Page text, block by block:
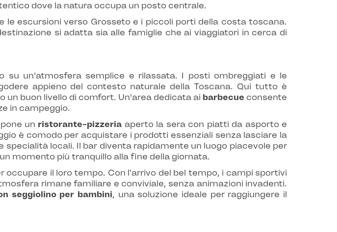
dove la natura occupa un posto centrale.
escursioni verso Grosseto e i piccoli porti della costa toscana.
si adatta sia alle famiglie che ai viaggiatori in cerca di
un'atmosfera semplice e rilassata. I posti ombreggiati e le
appieno del contesto naturale della Toscana. Qui tutto è
buon livello di comfort. Un'area dedicata ai barbecue consente
in campeggio.
un ristorante-pizzeria aperto la sera con piatti da asporto e
è comodo per acquistare i prodotti essenziali senza lasciare la
locali. Il bar diventa rapidamente un luogo piacevole per
momento più tranquillo alla fine della giornata.
il loro tempo. Con l'arrivo del bel tempo, i campi sportivi
rimane familiare e conviviale, senza animazioni invadenti.
seggiolino per bambini, una soluzione ideale per raggiungere il